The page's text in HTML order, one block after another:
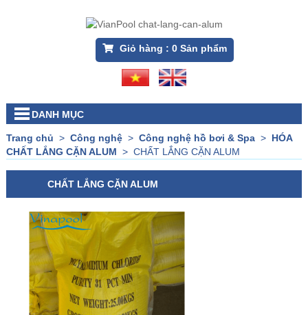
Giỏ hàng : 0Sản phẩm
DANH MỤC
Trang chủ > Công nghệ> Công nghệ hồ bơi & Spa> HÓA
CHẤT LẮNG CẶN ALUM > CHẤT LẮNG CẶN ALUM
CHẤT LẮNG CẶN ALUM